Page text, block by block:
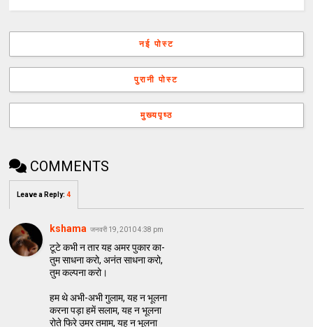
नई पोस्ट
पुरानी पोस्ट
मुख्यपृष्ठ
COMMENTS
Leave a Reply:4
kshama जनवरी 19, 2010 4:38 pm
टूटे कभी न तार यह अमर पुकार का-
तुम साधना करो, अनंत साधना करो,
तुम कल्पना करो।
हम थे अभी-अभी गुलाम, यह न भूलना
करना पड़ा हमें सलाम, यह न भूलना
रोते फिरे उमर तमाम, यह न भूलना